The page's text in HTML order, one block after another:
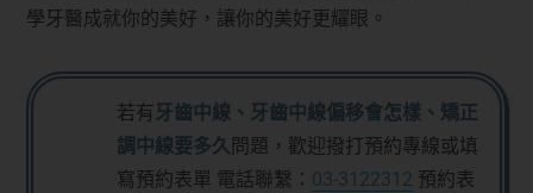
學牙醫成就你的美好，讓你的美好更耀眼。
若有牙齒中線、牙齒中線偏移會怎樣、矯正
調中線要多久 問題，歡迎撥打預約專線或填
寫預約表單 電話聯繫： 03-3122312 預約表